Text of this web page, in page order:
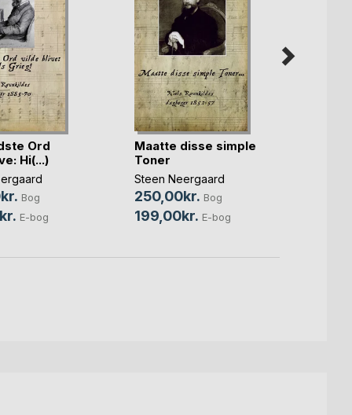
Ord
Hi(...)
Bog
E-bog
Maatte disse simple
Toner
Steen Neergaard
250,00kr. Bog
199,00kr. E-bog